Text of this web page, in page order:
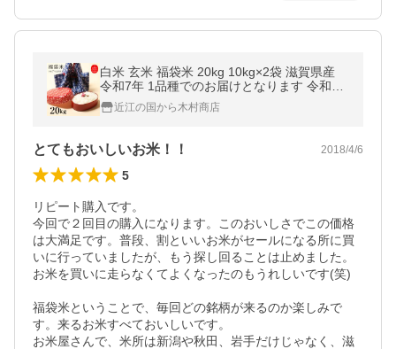
白米 玄米 福袋米 20kg 10kg×2袋 滋賀県産
令和7年 1品種でのお届けとなります 令和7
年産のみ使用 100
近江の国から木村商店
とてもおいしいお米！！ 2018/4/6
5
リピート購入です。
今回で２回目の購入になります。このおいしさでこの価格
は大満足です。普段、割といいお米がセールになる所に買
いに行っていましたが、もう探し回ることは止めました。
お米を買いに走らなくてよくなったのもうれしいです(笑)
福袋米ということで、毎回どの銘柄が来るのか楽しみで
す。来るお米すべておいしいです。
お米屋さんで、米所は新潟や秋田、岩手だけじゃなく、滋